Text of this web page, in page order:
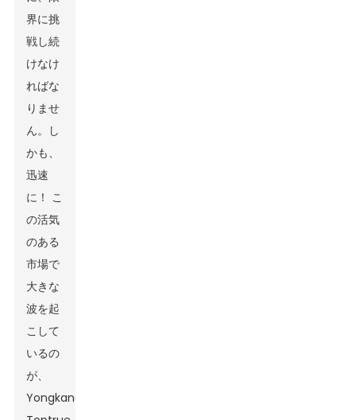
界に挑
戦し続
けなけ
ればな
りませ
ん。し
かも、
迅速
に！ こ
の活気
のある
市場で
大きな
波を起
こして
いるの
が、
Yongkang